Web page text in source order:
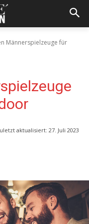
Männerspielzeuge für
aktualisiert: 27. Juli 2023